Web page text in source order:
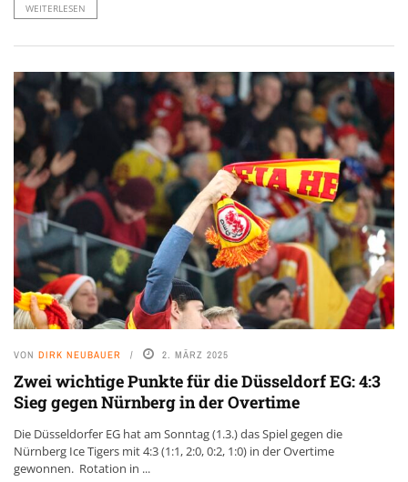
WEITERLESEN
VON DIRK NEUBAUER 2. MÄRZ 2025
Zwei wichtige Punkte für die Düsseldorf EG: 4:3
Sieg gegen Nürnberg in der Overtime
Die Düsseldorfer EG hat am Sonntag (1.3.) das Spiel gegen die
Nürnberg Ice Tigers mit 4:3 (1:1, 2:0, 0:2, 1:0) in der Overtime
gewonnen. Rotation in ...